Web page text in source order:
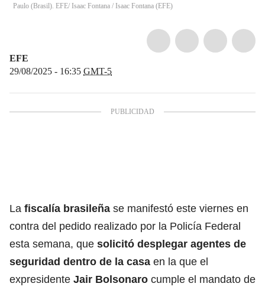
Paulo (Brasil). EFE/ Isaac Fontana / Isaac Fontana (EFE)
EFE
29/08/2025 - 16:35 GMT-5
La fiscalía brasileña se manifestó este viernes en
contra del pedido realizado por la Policía Federal
esta semana, que solicitó desplegar agentes de
seguridad dentro de la casa en la que el
expresidente Jair Bolsonaro cumple el mandato de